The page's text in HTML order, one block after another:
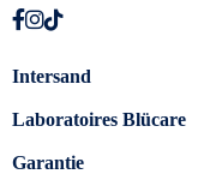
Intersand
Laboratoires Blücare
Garantie